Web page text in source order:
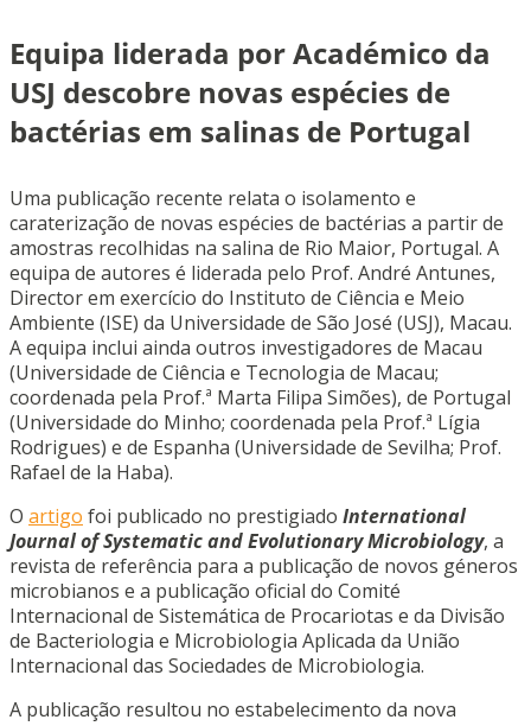
Equipa liderada por Académico da
USJ descobre novas espécies de
bactérias em salinas de Portugal
Uma publicação recente relata o isolamento e
caraterização de novas espécies de bactérias a partir de
amostras recolhidas na salina de Rio Maior, Portugal. A
equipa de autores é liderada pelo Prof. André Antunes,
Director em exercício do Instituto de Ciência e Meio
Ambiente (ISE) da Universidade de São José (USJ), Macau.
A equipa inclui ainda outros investigadores de Macau
(Universidade de Ciência e Tecnologia de Macau;
coordenada pela Prof.ª Marta Filipa Simões), de Portugal
(Universidade do Minho; coordenada pela Prof.ª Lígia
Rodrigues) e de Espanha (Universidade de Sevilha; Prof.
Rafael de la Haba).
O artigo foi publicado no prestigiado International
Journal of Systematic and Evolutionary Microbiology, a
revista de referência para a publicação de novos géneros
microbianos e a publicação oficial do Comité
Internacional de Sistemática de Procariotas e da Divisão
de Bacteriologia e Microbiologia Aplicada da União
Internacional das Sociedades de Microbiologia.
A publicação resultou no estabelecimento da nova